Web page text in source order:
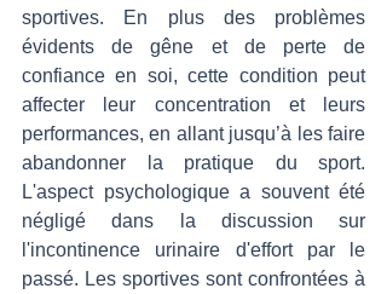
sportives. En plus des problèmes
évidents de gêne et de perte de
confiance en soi, cette condition peut
affecter leur concentration et leurs
performances, en allant jusqu’à les faire
abandonner la pratique du sport.
L'aspect psychologique a souvent été
négligé dans la discussion sur
l'incontinence urinaire d'effort par le
passé. Les sportives sont confrontées à